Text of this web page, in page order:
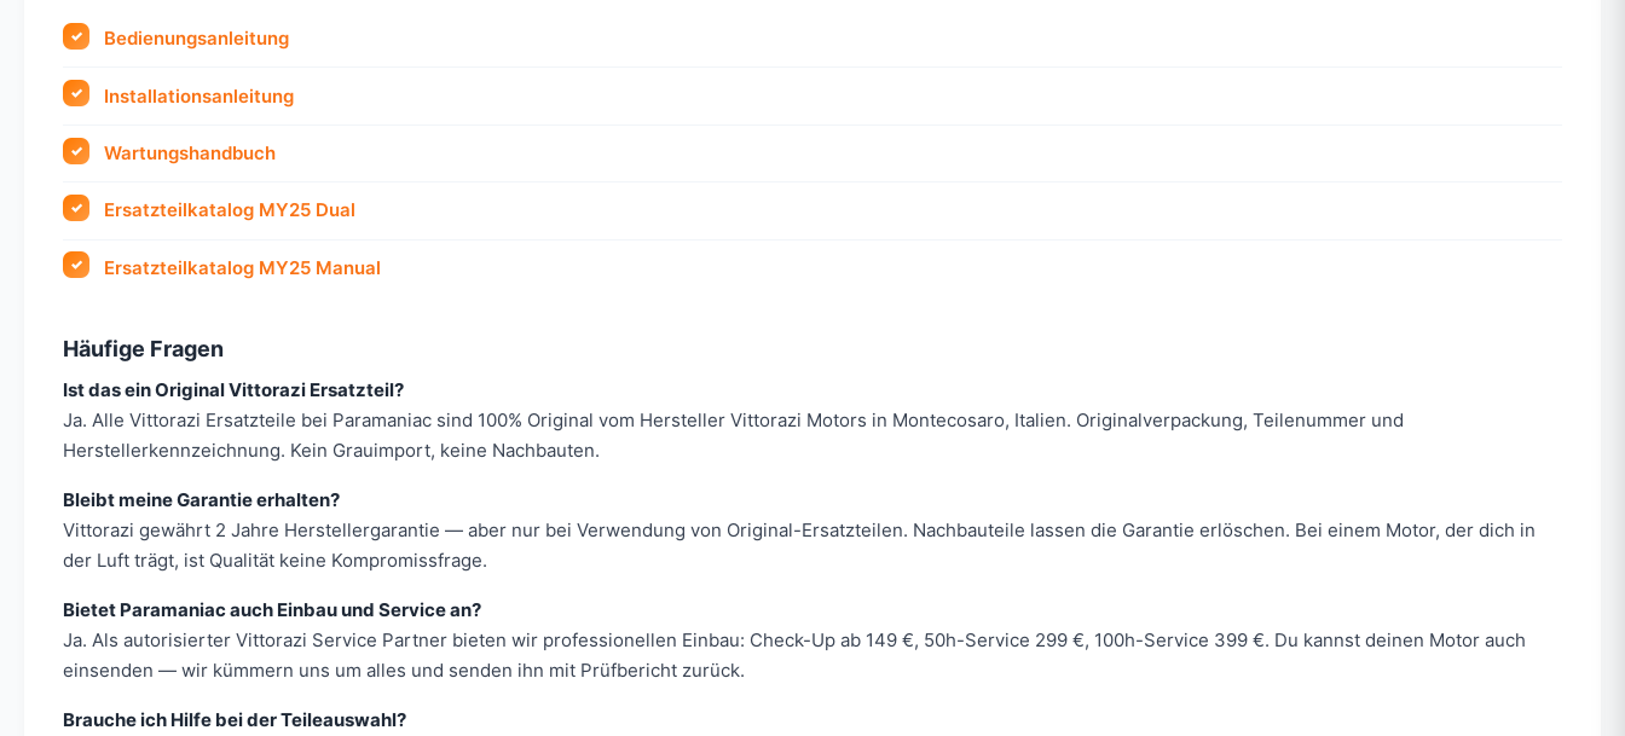
Bedienungsanleitung
Installationsanleitung
Wartungshandbuch
Ersatzteilkatalog MY25 Dual
Ersatzteilkatalog MY25 Manual
Häufige Fragen
Ist das ein Original Vittorazi Ersatzteil?
Ja. Alle Vittorazi Ersatzteile bei Paramaniac sind 100% Original vom Hersteller Vittorazi Motors in Montecosaro, Italien. Originalverpackung, Teilenummer und
Herstellerkennzeichnung. Kein Grauimport, keine Nachbauten.
Bleibt meine Garantie erhalten?
Vittorazi gewährt 2 Jahre Herstellergarantie — aber nur bei Verwendung von Original-Ersatzteilen. Nachbauteile lassen die Garantie erlöschen. Bei einem Motor, der dich in
der Luft trägt, ist Qualität keine Kompromissfrage.
Bietet Paramaniac auch Einbau und Service an?
Ja. Als autorisierter Vittorazi Service Partner bieten wir professionellen Einbau: Check-Up ab 149 €, 50h-Service 299 €, 100h-Service 399 €. Du kannst deinen Motor auch
einsenden — wir kümmern uns um alles und senden ihn mit Prüfbericht zurück.
Brauche ich Hilfe bei der Teileauswahl?